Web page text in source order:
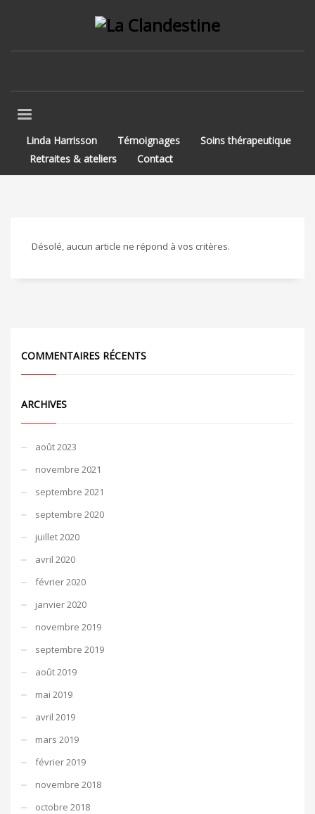
Linda Harrisson Témoignages
Soins thérapeutique
Retraites & ateliers
Contact
Désolé, aucun article ne répond à vos critères.
COMMENTAIRES RÉCENTS
ARCHIVES
août 2023
novembre 2021
septembre 2021
septembre 2020
juillet 2020
avril 2020
février 2020
janvier 2020
novembre 2019
septembre 2019
août 2019
mai 2019
avril 2019
mars 2019
février 2019
novembre 2018
octobre 2018